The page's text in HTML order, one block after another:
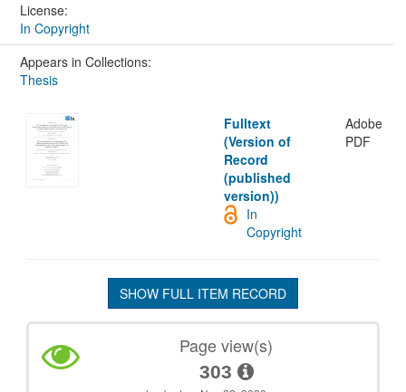
License:
In Copyright
Appears in Collections:
Thesis
Fulltext
(Version of
Record
(published
version))
Adobe
PDF
In
Copyright
SHOW FULL ITEM RECORD
Page view(s)
303